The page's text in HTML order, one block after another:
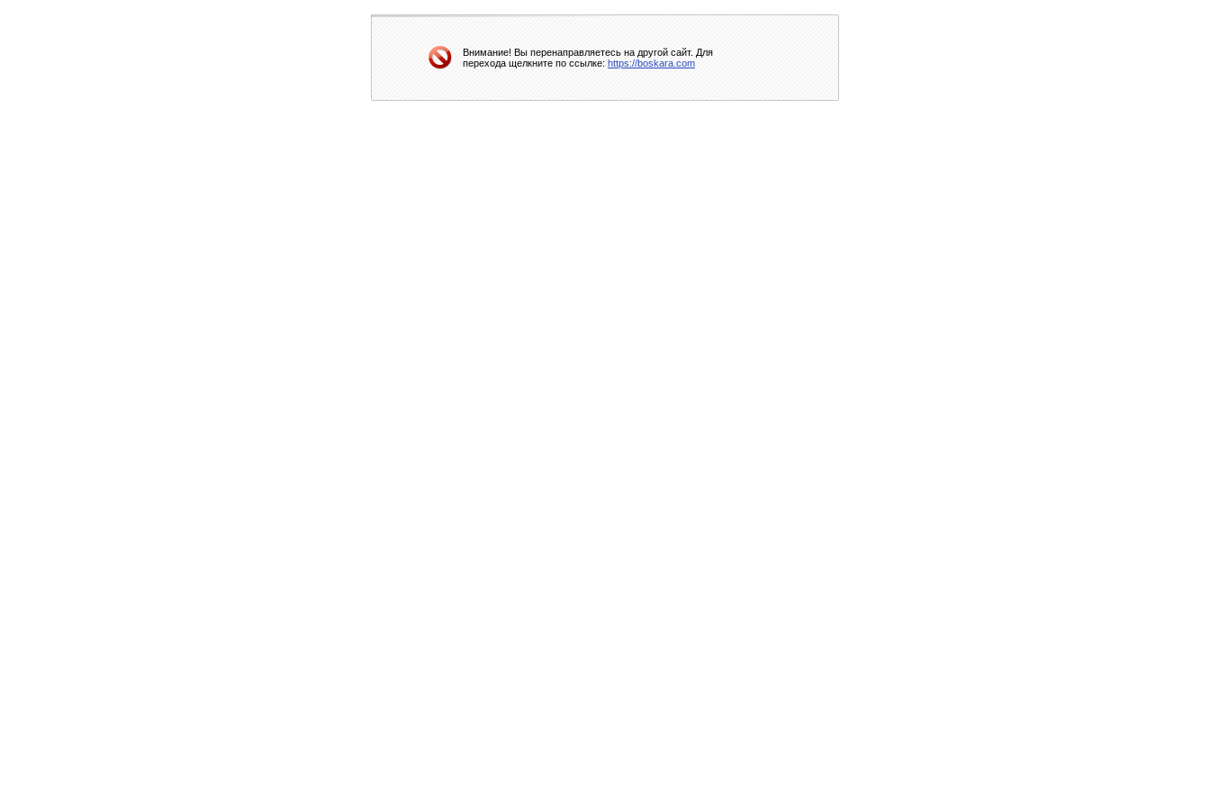
Внимание! Вы перенаправляетесь на другой сайт. Для
перехода щелкните по ссылке: https://boskara.com